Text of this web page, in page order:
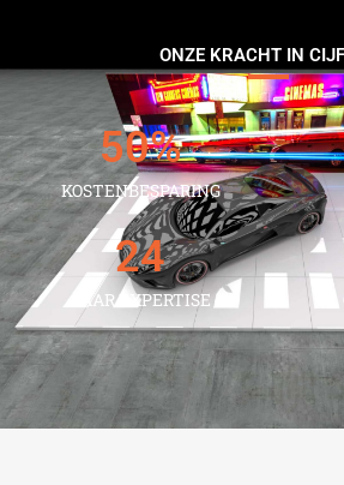
ONZE KRACHT IN
KOSTENBESPARING
50%
JAAR EXPERTISE
24